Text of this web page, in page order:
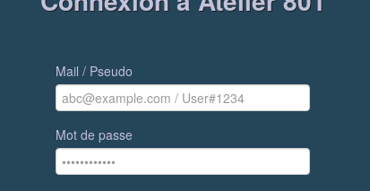
Mail / Pseudo
Mot de passe